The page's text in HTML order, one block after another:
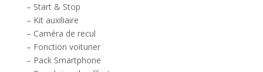
– Start & Stop
– Kit auxiliaire
– Caméra de recul
– Fonction voiturier
– Pack Smartphone